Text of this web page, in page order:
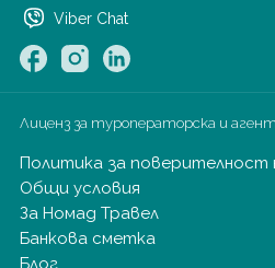
Viber Chat
Лиценз за туроператорска и
Политика за поверителност
Общи условия
За Номад Травел
Банкова сметка
Блог